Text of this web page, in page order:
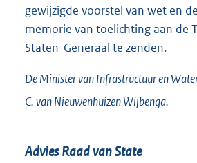
gewijzigde voorstel van wet en
memorie van toelichting aan de
Staten-Generaal te zenden.
De Minister van Infrastructuur en
C. vanNieuwenhuizen Wijbenga.
Advies Raad van State